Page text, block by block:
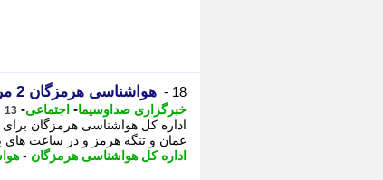
18 - هواشناسی هرمزگان 2 مرداد؛ دریا متلاطم است
خبرگزاری صداوسیما- اجتماعی- 13 روز پیش - جمعه 2 مرداد 1405، 10:30
اداره کل هواشناسی هرمزگان
عمان و تنگه هرمز و در ساعت های
اداره کل هواشناسی هرمزگان -